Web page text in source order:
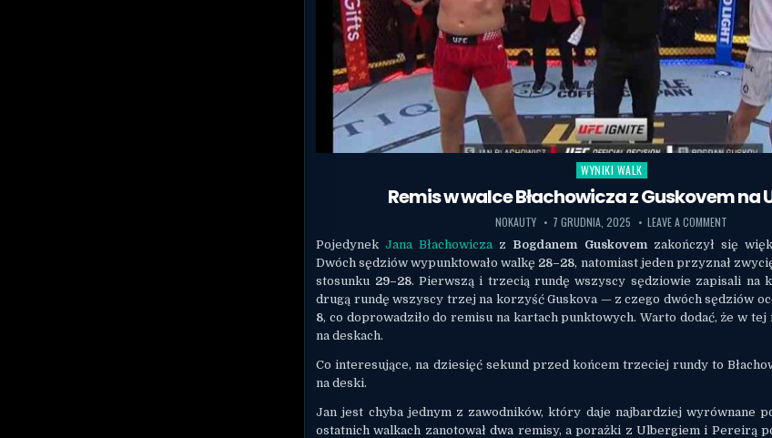
Posted in
WYNIKI WALK
Remis w walce Błachowicza z Guskovem na
NOKAUTY 7 GRUDNIA, 2025 LEAVE A COMMENT
PojedynekJana Błachowicza z Bogdanem Guskovemzakończył się
Dwóch sędziów wypunktowało walkę 28–28, natomiast jeden przyznał
stosunku 29–28. Pierwszą i trzecią rundę wszyscy sędziowie zapisali na
drugą rundę wszyscy trzej na korzyść Guskova — z czego dwóch sędziów
8, co doprowadziło do remisu na kartach punktowych. Warto dodać, że w tej
na deskach.
Co interesujące, na dziesięć sekund przed końcem trzeciej rundy to
na deski.
Jan jest chyba jednym z zawodników, który daje najbardziej wyrównane
ostatnich walkach zanotował dwa remisy, a porażki z Ulbergiem i Pereirą